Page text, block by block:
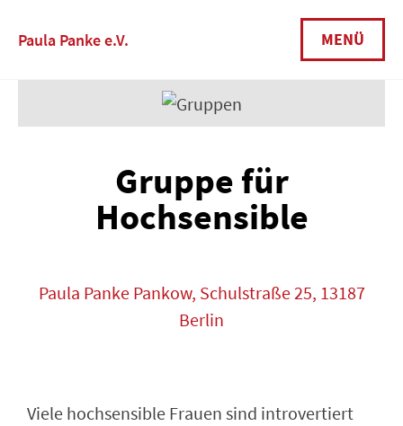
Paula Panke e.V. MENÜ
Gruppe für
Hochsensible
Paula Panke Pankow, Schulstraße 25, 13187
Berlin
Viele hochsensible Frauen sind introvertiert